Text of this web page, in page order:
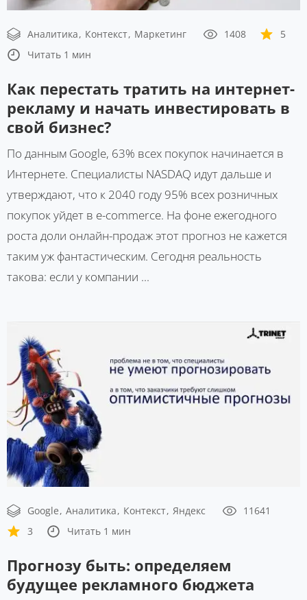
Аналитика Контекст Маркетинг 1408
5
Читать 1 мин
Как перестать тратить на интернет-
рекламу и начать инвестировать в
свой бизнес?
По данным Google, 63% всех покупок начинается в
Интернете. Специалисты NASDAQ идут дальше и
утверждают, что к 2040 году 95% всех розничных
покупок уйдет в e-commerce. На фоне ежегодного
роста доли онлайн-продаж этот прогноз не кажется
таким уж фантастическим. Сегодня реальность
такова: если у компании ...
Google Аналитика Контекст Яндекс
11641
3
Читать 1 мин
Прогнозу быть: определяем
будущее рекламного бюджета